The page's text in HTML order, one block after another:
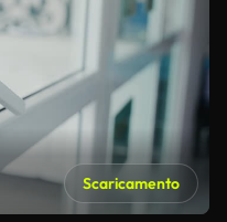
Scaricamento